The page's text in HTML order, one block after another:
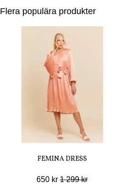
Flera populära produkter
FEMINA DRESS
650 kr 1 299 kr